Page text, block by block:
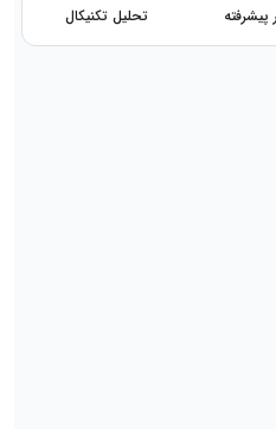
پیشرفته تحلیل تکنیکال